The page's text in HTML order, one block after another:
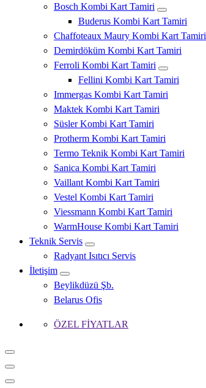
Bosch Kombi Kart Tamiri
Buderus Kombi Kart Tamiri
Chaffoteaux Maury Kombi Kart Tamiri
Demirdöküm Kombi Kart Tamiri
Ferroli Kombi Kart Tamiri
Fellini Kombi Kart Tamiri
Immergas Kombi Kart Tamiri
Maktek Kombi Kart Tamiri
Süsler Kombi Kart Tamiri
Protherm Kombi Kart Tamiri
Termo Teknik Kombi Kart Tamiri
Sanica Kombi Kart Tamiri
Vaillant Kombi Kart Tamiri
Vestel Kombi Kart Tamiri
Viessmann Kombi Kart Tamiri
WarmHouse Kombi Kart Tamiri
Teknik Servis
Radyant Isıtıcı Servis
İletişim
Beylikdüzü Şb.
Belarus Ofis
ÖZEL FİYATLAR